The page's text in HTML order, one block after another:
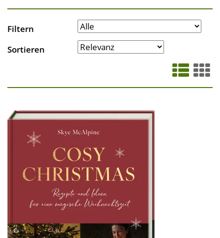
Filtern
Sortieren